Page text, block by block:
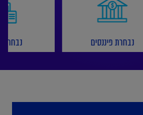
נבחרת פיננסים נבחרת